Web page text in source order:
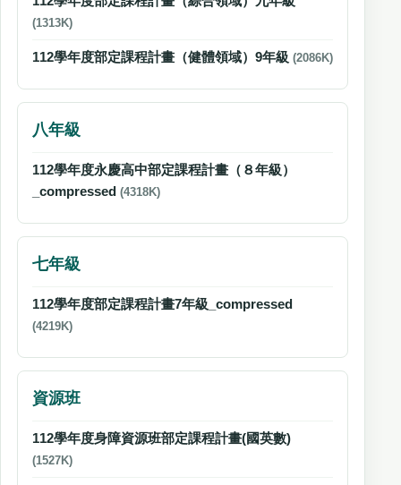
(1313K)
112學年度部定課程計畫（健體領域）9年級 (2086K)
八年級
112學年度永慶高中部定課程計畫（８年級）
_compressed (4318K)
七年級
112學年度部定課程計畫7年級_compressed
(4219K)
資源班
112學年度身障資源班部定課程計畫(國英數)
(1527K)